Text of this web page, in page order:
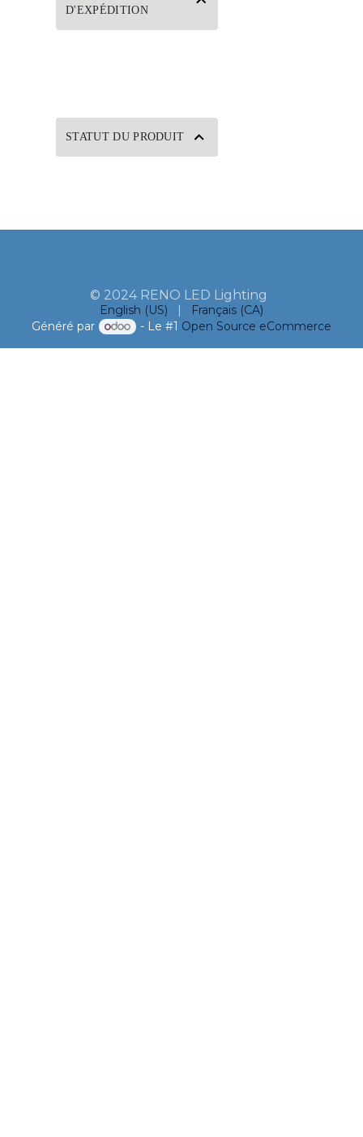
D'EXPÉDITION
STATUT DU PRODUIT
© 2024 RENO LED Lighting
English (US) |
Français (CA)
Généré par
- Le #1 Open Source eCommerce